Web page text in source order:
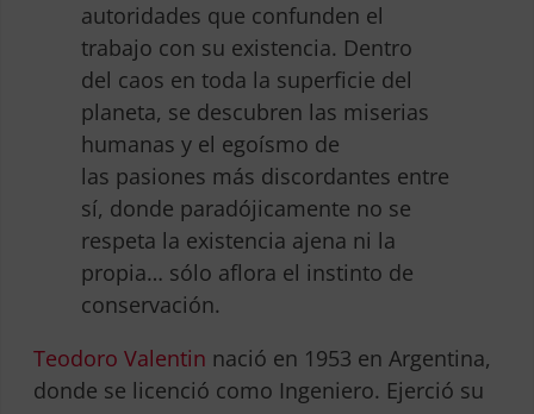
autoridades que confunden el
trabajo con su existencia. Dentro
del caos en toda la superficie del
planeta, se descubren las miserias
humanas y el egoísmo de
las pasiones más discordantes entre
sí, donde paradójicamente no se
respeta la existencia ajena ni la
propia… sólo aflora el instinto de
conservación.
Teodoro Valentin nació en 1953 en Argentina,
donde se licenció como Ingeniero. Ejerció su